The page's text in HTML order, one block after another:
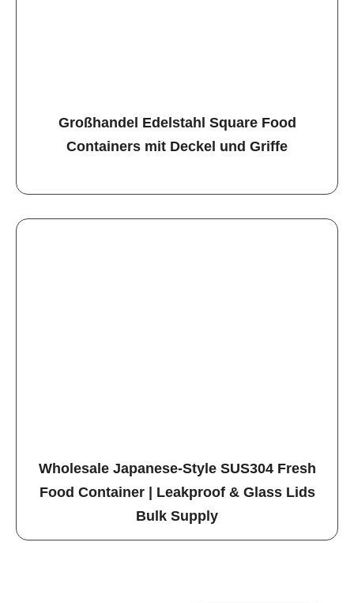
Großhandel Edelstahl Square Food
Containers mit Deckel und Griffe
Wholesale Japanese-Style SUS304 Fresh
Food Container | Leakproof & Glass Lids
Bulk Supply